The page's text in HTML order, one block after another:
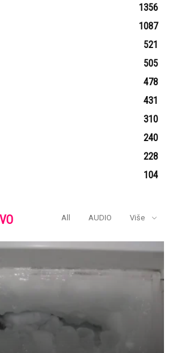
1356
1087
521
505
478
431
310
240
228
104
All AUDIO Više